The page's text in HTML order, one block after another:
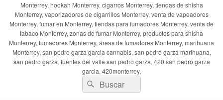
Monterrey, hookah Monterrey, cigarros Monterrey, tiendas de shisha
Monterrey, vaporizadores de cigarrillos Monterrey, venta de vapeadores
Monterrey, fumar en Monterrey, tiendas para fumadores Monterrey, venta de
tabaco Monterrey, zonas de fumar Monterrey, productos para shisha
Monterrey, fumadores Monterrey, áreas de fumadores Monterrey, marihuana
Monterrey, san pedro garza garcia cannabis, san pedro garza marihuana,
san pedro garza, fuentes del valle san pedro garza, 420 san pedro garza
garcia, 420monterrey,
Buscar
por:
Buscar